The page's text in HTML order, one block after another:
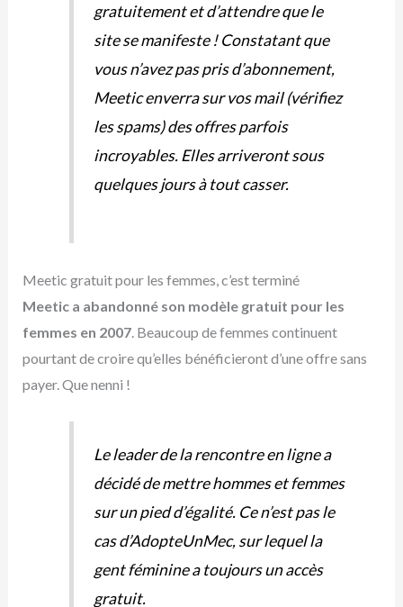
gratuitement et d’attendre que le
site se manifeste ! Constatant que
vous n’avez pas pris d’abonnement,
Meetic enverra sur vos mail (vérifiez
les spams) des offres parfois
incroyables. Elles arriveront sous
quelques jours à tout casser.
Meetic gratuit pour les femmes, c’est terminé
Meetic a abandonné son modèle gratuit pour les
femmes en 2007. Beaucoup de femmes continuent
pourtant de croire qu’elles bénéficieront d’une offre sans
payer. Que nenni !
Le leader de la rencontre en ligne a
décidé de mettre hommes et femmes
sur un pied d’égalité. Ce n’est pas le
cas d’AdopteUnMec, sur lequel la
gent féminine a toujours un accès
gratuit.